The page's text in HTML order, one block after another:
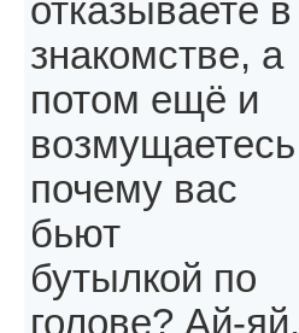
отказываете в
знакомстве, а
потом ещё и
возмущаетесь
почему вас
бьют
бутылкой по
голове? Ай-яй,